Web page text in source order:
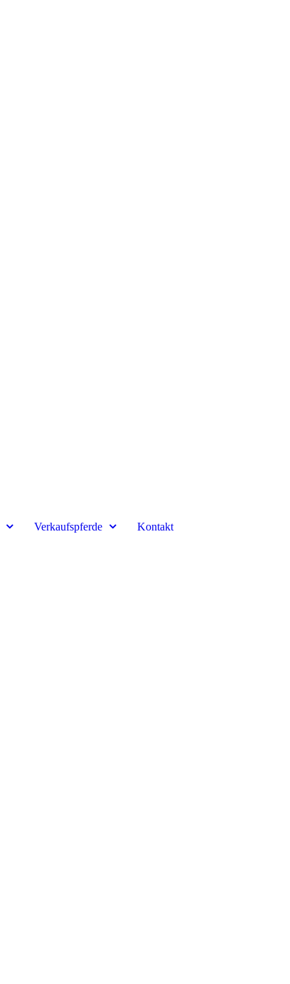
Verkaufspferde Kontakt